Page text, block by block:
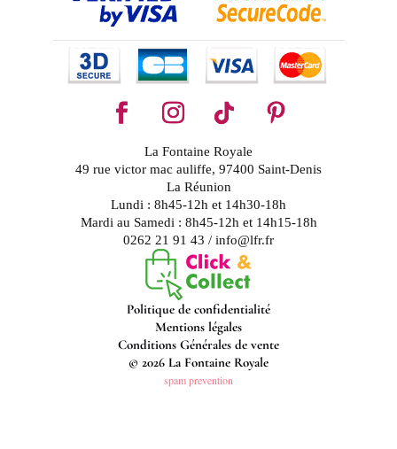
La Fontaine Royale
49 rue victor mac auliffe, 97400 Saint-Denis
La Réunion
Lundi : 8h45-12h et 14h30-18h
Mardi au Samedi : 8h45-12h et 14h15-18h
0262 21 91 43 / info@lfr.fr
Politique de confidentialité
Mentions légales
Conditions Générales de vente
© 2026 La Fontaine Royale
spam prevention